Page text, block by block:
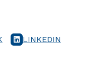
LINKEDIN